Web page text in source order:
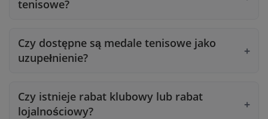
tenisowe?
Czy dostępne są medale tenisowe jako
uzupełnienie?
Czy istnieje rabat klubowy lub rabat
lojalnościowy?